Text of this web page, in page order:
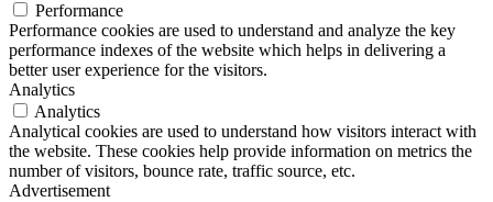
Performance
Performance cookies are used to understand and analyze the key
performance indexes of the website which helps in delivering a
better user experience for the visitors.
Analytics
Analytics
Analytical cookies are used to understand how visitors interact with
the website. These cookies help provide information on metrics the
number of visitors, bounce rate, traffic source, etc.
Advertisement